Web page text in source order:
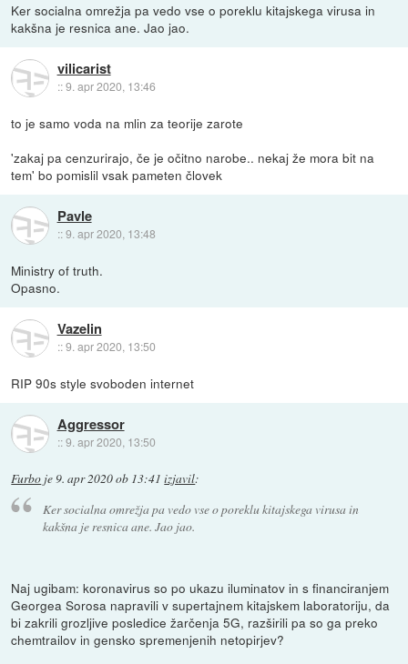
Ker socialna omrežja pa vedo vse o poreklu kitajskega virusa in
kakšna je resnica ane. Jao jao.
vilicarist
::9. apr 2020, 13:46
to je samo voda na mlin za teorije zarote
'zakaj pa cenzurirajo, če je očitno narobe.. nekaj že mora bit na
tem' bo pomislil vsak pameten človek
Pavle
::9. apr 2020, 13:48
Ministry of truth.
Opasno.
Vazelin
::9. apr 2020, 13:50
RIP 90s style svoboden internet
Aggressor
::9. apr 2020, 13:50
Furbo je9. apr 2020 ob 13:41 izjavil:
Ker socialna omrežja pa vedo vse o poreklu kitajskega virusa in
kakšna je resnica ane. Jao jao.
Naj ugibam: koronavirus so po ukazu iluminatov in s financiranjem
Georgea Sorosa napravili v supertajnem kitajskem laboratoriju, da
bi zakrili grozljive posledice žarčenja 5G, razširili pa so ga preko
chemtrailov in gensko spremenjenih netopirjev?